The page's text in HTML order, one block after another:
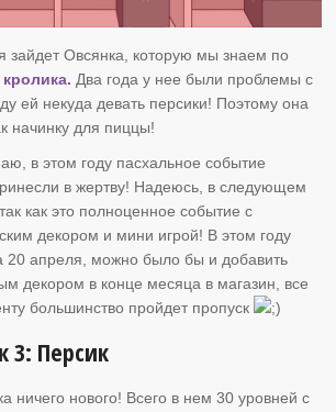
зайдет Овсянка, которую мы знаем по
Два года у нее были проблемы с
ей некуда девать персики! Поэтому она
начинку для пиццы!
в этом году пасхальное событие
в жертву! Надеюсь, в следующем
как это полноценное событие с
декором и мини игрой! В этом году
20 апреля, можно было бы и добавить
декором в конце месяца в магазин, все
большинство пройдет пропуск
3: Персик
ничего нового! Всего в нем 30 уровней с